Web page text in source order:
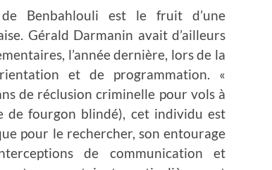
Benbahlouli est le fruit d’une
Gérald Darmanin avait d’ailleurs
l’année dernière, lors de la
et de programmation. «
de réclusion criminelle pour vols à
de fourgon blindé), cet individu est
pour le rechercher, son entourage
de communication et